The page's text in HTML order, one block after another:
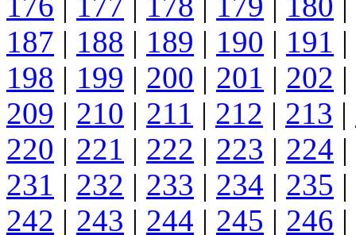
187 | 188 | 189 | 190 | 191 |
198 | 199 | 200 | 201 | 202 |
209 | 210 | 211 | 212 | 213 |
220 | 221 | 222 | 223 | 224 |
231 | 232 | 233 | 234 | 235 |
242 | 243 | 244 | 245 | 246 |